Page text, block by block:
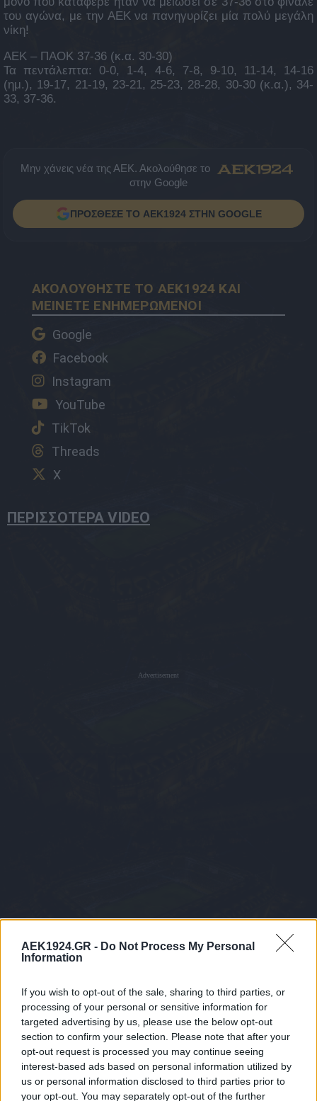
AEK1924.GR - Do Not Process My Personal
Information
If you wish to opt-out of the sale, sharing to third parties, or
processing of your personal or sensitive information for
targeted advertising by us, please use the below opt-out
section to confirm your selection. Please note that after your
opt-out request is processed you may continue seeing
interest-based ads based on personal information utilized by
us or personal information disclosed to third parties prior to
your opt-out. You may separately opt-out of the further
του αγώνα, με την ΑΕΚ να πανηγυρίζει μία πολύ μεγάλη
νίκη!
ΑΕΚ – ΠΑΟΚ 37-36 (κ.α. 30-30)
Τα πεντάλεπτα: 0-0, 1-4, 4-6, 7-8, 9-10, 11-14, 14-16
(ημ.), 19-17, 21-19, 23-21, 25-23, 28-28, 30-30 (κ.α.), 34-
33, 37-36.
Μην χάνεις νέα της ΑΕΚ. Ακολούθησε το
στην Google
ΠΡΟΣΘΕΣΕ ΤΟ AEK1924 ΣΤΗΝ GOOGLE
ΑΚΟΛΟΥΘΗΣΤΕ ΤΟ AEK1924 ΚΑΙ
ΜΕΙΝΕΤΕ ΕΝΗΜΕΡΩΜΕΝΟΙ
Google
Facebook
Instagram
YouTube
TikTok
Threads
X
ΠΕΡΙΣΣΟΤΕΡΑ VIDEO
Advertisement